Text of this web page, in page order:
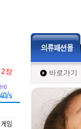
2장 바로가기